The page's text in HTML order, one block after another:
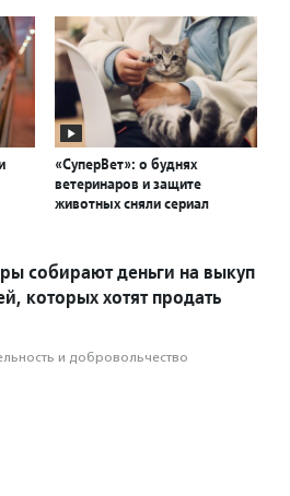
«СуперВет»: о буднях
ветеринаров и защите
животных сняли сериал
собирают деньги на выкуп
которых хотят продать
и доброволь­чест­во